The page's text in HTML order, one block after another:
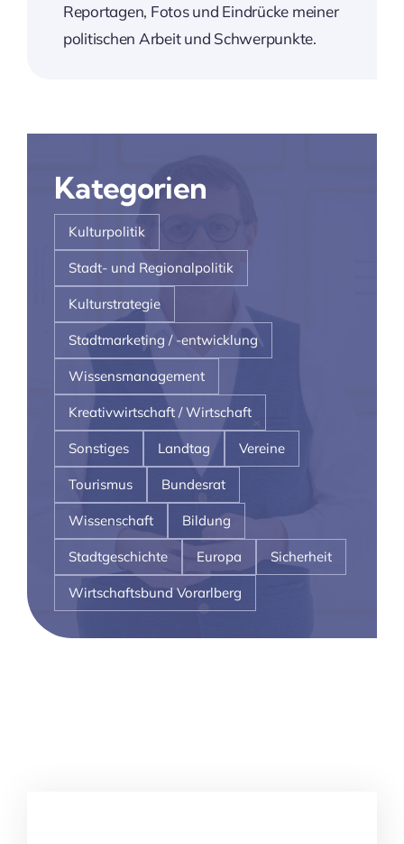
Reportagen, Fotos und Eindrücke meiner
politischen Arbeit und Schwerpunkte.
Kategorien
Kulturpolitik
Stadt- und Regionalpolitik
Kulturstrategie
Stadtmarketing / -entwicklung
Wissensmanagement
Kreativwirtschaft / Wirtschaft
Sonstiges Landtag Vereine
Tourismus Bundesrat
Wissenschaft Bildung
Stadtgeschichte Europa Sicherheit
Wirtschaftsbund Vorarlberg